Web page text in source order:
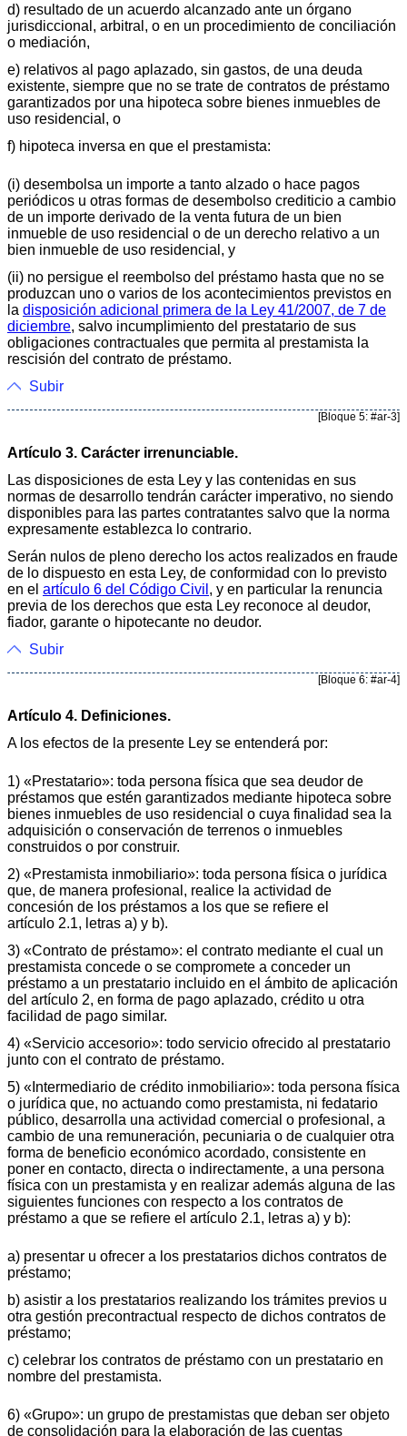
d) resultado de un acuerdo alcanzado ante un órgano
jurisdiccional, arbitral, o en un procedimiento de conciliación
o mediación,
e) relativos al pago aplazado, sin gastos, de una deuda
existente, siempre que no se trate de contratos de préstamo
garantizados por una hipoteca sobre bienes inmuebles de
uso residencial, o
f) hipoteca inversa en que el prestamista:
(i) desembolsa un importe a tanto alzado o hace pagos
periódicos u otras formas de desembolso crediticio a cambio
de un importe derivado de la venta futura de un bien
inmueble de uso residencial o de un derecho relativo a un
bien inmueble de uso residencial, y
(ii) no persigue el reembolso del préstamo hasta que no se
produzcan uno o varios de los acontecimientos previstos en
la disposición adicional primera de la Ley 41/2007, de 7 de
diciembre, salvo incumplimiento del prestatario de sus
obligaciones contractuales que permita al prestamista la
rescisión del contrato de préstamo.
Subir
[Bloque 5: #ar-3]
Artículo 3. Carácter irrenunciable.
Las disposiciones de esta Ley y las contenidas en sus
normas de desarrollo tendrán carácter imperativo, no siendo
disponibles para las partes contratantes salvo que la norma
expresamente establezca lo contrario.
Serán nulos de pleno derecho los actos realizados en fraude
de lo dispuesto en esta Ley, de conformidad con lo previsto
en el artículo 6 del Código Civil , y en particular la renuncia
previa de los derechos que esta Ley reconoce al deudor,
fiador, garante o hipotecante no deudor.
Subir
[Bloque 6: #ar-4]
Artículo 4. Definiciones.
A los efectos de la presente Ley se entenderá por:
1) «Prestatario»: toda persona física que sea deudor de
préstamos que estén garantizados mediante hipoteca sobre
bienes inmuebles de uso residencial o cuya finalidad sea la
adquisición o conservación de terrenos o inmuebles
construidos o por construir.
2) «Prestamista inmobiliario»: toda persona física o jurídica
que, de manera profesional, realice la actividad de
concesión de los préstamos a los que se refiere el
artículo 2.1, letras a) y b).
3) «Contrato de préstamo»: el contrato mediante el cual un
prestamista concede o se compromete a conceder un
préstamo a un prestatario incluido en el ámbito de aplicación
del artículo 2, en forma de pago aplazado, crédito u otra
facilidad de pago similar.
4) «Servicio accesorio»: todo servicio ofrecido al prestatario
junto con el contrato de préstamo.
5) «Intermediario de crédito inmobiliario»: toda persona física
o jurídica que, no actuando como prestamista, ni fedatario
público, desarrolla una actividad comercial o profesional, a
cambio de una remuneración, pecuniaria o de cualquier otra
forma de beneficio económico acordado, consistente en
poner en contacto, directa o indirectamente, a una persona
física con un prestamista y en realizar además alguna de las
siguientes funciones con respecto a los contratos de
préstamo a que se refiere el artículo 2.1, letras a) y b):
a) presentar u ofrecer a los prestatarios dichos contratos de
préstamo;
b) asistir a los prestatarios realizando los trámites previos u
otra gestión precontractual respecto de dichos contratos de
préstamo;
c) celebrar los contratos de préstamo con un prestatario en
nombre del prestamista.
6) «Grupo»: un grupo de prestamistas que deban ser objeto
de consolidación para la elaboración de las cuentas